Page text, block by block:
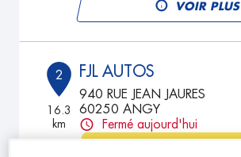
VOIR PLUS
2
16.3
km
FJL AUTOS
940 RUE JEAN JAURES
60250 ANGY
Fermé aujourd'hui